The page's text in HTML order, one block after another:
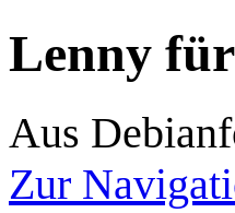
Lenny
Aus
Zur